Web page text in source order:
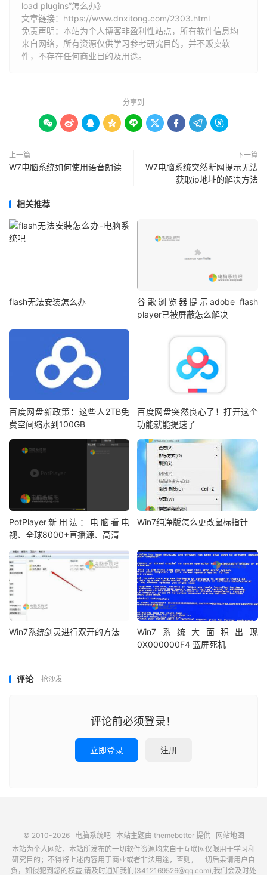
load plugins”怎么办》
文章链接： https://www.dnxitong.com/2303.html
免责声明：本站为个人博客非盈利性站点，所有软件信息均
来自网络，所有资源仅供学习参考研究目的，并不贩卖软
件，不存在任何商业目的及用途。
分享到
        
上一篇
W7电脑系统如何使用语音朗读
下一篇
W7电脑系统突然断网提示无法
获取ip地址的解决方法
相关推荐
flash无法安装怎么办
谷歌浏览器提示adobe flash
player已被屏蔽怎么解决
百度网盘新政策：这些人2TB免
费空间缩水到100GB
百度网盘突然良心了！打开这个
功能就能提速了
PotPlayer新用法：电脑看电
视、全球8000+直播源、高清
Win7纯净版怎么更改鼠标指针
Win7系统剑灵进行双开的方法
Win7系统大面积出现
0X000000F4 蓝屏死机
评论 抢沙发
评论前必须登录！
立即登录 注册
© 2010-2026 电脑系统吧本站主题由 themebetter提供
网站地图
本站为个人网站，本站所发布的一切软件资源均来自于互联网仅限用于学习和
研究目的；不得将上述内容用于商业或者非法用途，否则，一切后果请用户自
负，如侵犯到您的权益,请及时通知我们(3412169526@qq.com),我们会及时处